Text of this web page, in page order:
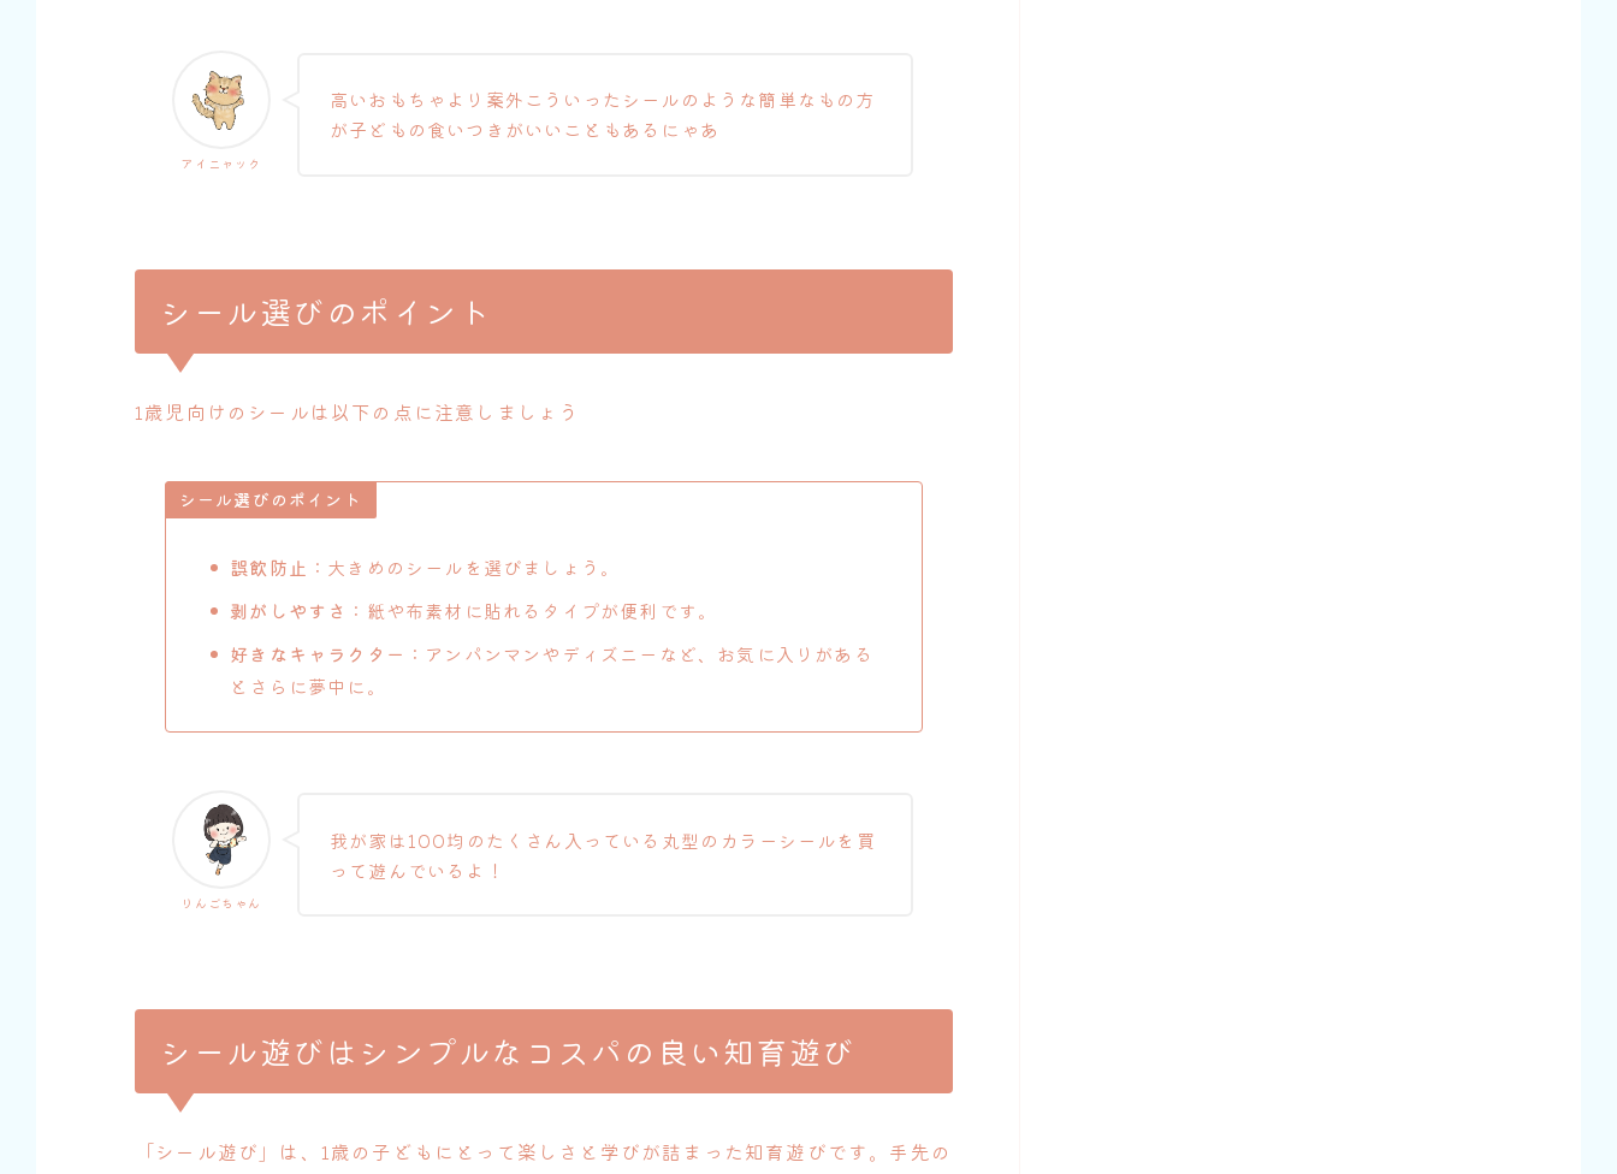
アイニャック
高いおもちゃより案外こういったシールのような簡単なもの方
が子どもの食いつきがいいこともあるにゃあ
シール選びのポイント
1歳児向けのシールは以下の点に注意しましょう
シール選びのポイント
誤飲防止 ：大きめのシールを選びましょう。
剥がしやすさ ：紙や布素材に貼れるタイプが便利です。
好きなキャラクター ：アンパンマンやディズニーなど、お気に入りがある
とさらに夢中に。
りんごちゃん
我が家は100均のたくさん入っている丸型のカラーシールを買
って遊んでいるよ！
シール遊びはシンプルなコスパの良い知育遊び
「シール遊び」は、1歳の子どもにとって楽しさと学びが詰まった知育遊びです。手先の